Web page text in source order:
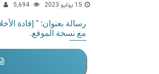
مع نسخة الموقع.
15 يوليو 2023